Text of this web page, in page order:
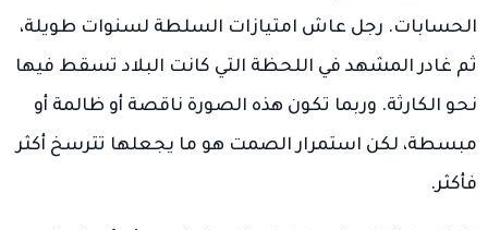
الحسابات. رجل عاش امتيازات السلطة لسنوات طويلة،
ثم غادر المشهد في اللحظة التي كانت البلاد تسقط فيها
نحو الكارثة. وربما تكون هذه الصورة ناقصة أو ظالمة أو
مبسطة، لكن استمرار الصمت هو ما يجعلها تترسخ أكثر
فأكثر.